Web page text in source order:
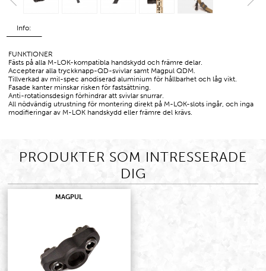
Info:
FUNKTIONER
Fästs på alla M-LOK-kompatibla handskydd och främre delar.
Accepterar alla tryckknapp-QD-svivlar samt Magpul QDM.
Tillverkad av mil-spec anodiserad aluminium för hållbarhet och låg vikt.
Fasade kanter minskar risken för fastsättning.
Anti-rotationsdesign förhindrar att svivlar snurrar.
All nödvändig utrustning för montering direkt på M-LOK-slots ingår, och inga
modifieringar av M-LOK handskydd eller främre del krävs.
PRODUKTER SOM INTRESSERADE
DIG
MAGPUL